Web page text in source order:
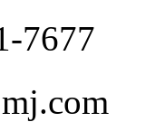
7677